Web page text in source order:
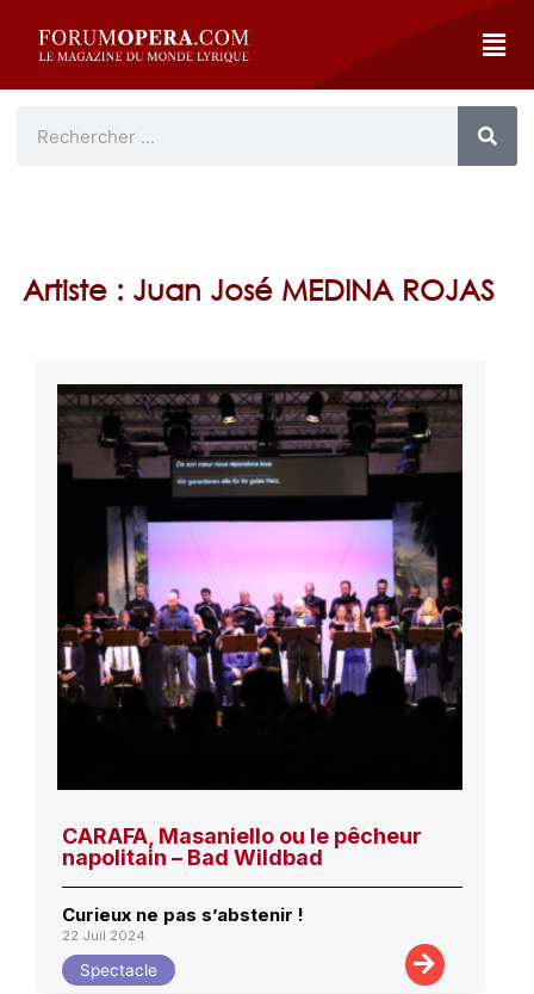
Artiste : Juan José MEDINA ROJAS
CARAFA, Masaniello ou le pêcheur
napolitain – Bad Wildbad
Curieux ne pas s’abstenir !
22 Juil 2024
Spectacle